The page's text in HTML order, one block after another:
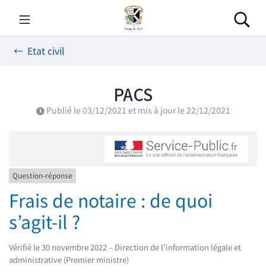
contenu
Etat civil
PACS
Publié le 03/12/2021 et mis à jour le 22/12/2021
Question-réponse
Frais de notaire : de quoi
s’agit-il ?
Vérifié le 30 novembre 2022 – Direction de l’information légale et
administrative (Premier ministre)